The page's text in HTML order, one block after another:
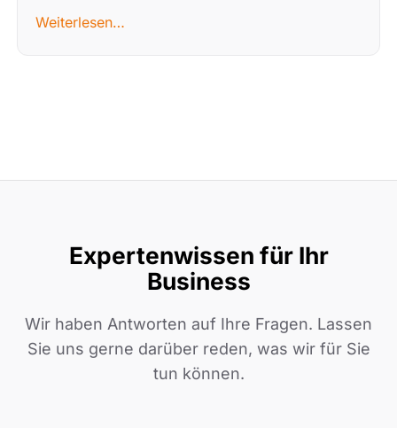
Weiterlesen…
Expertenwissen für Ihr
Business
Wir haben Antworten auf Ihre Fragen. Lassen
Sie uns gerne darüber reden, was wir für Sie
tun können.